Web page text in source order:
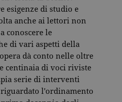
esigenze di studio e
anche ai lettori non
conoscere le
di vari aspetti della
dà conto nelle oltre
centinaia di voci riviste
serie di interventi
l'ordinamento